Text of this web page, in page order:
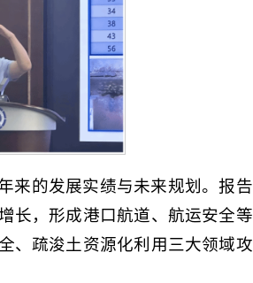
来的发展实绩与未来规划。报告
长，形成港口航道、航运安全等
、疏浚土资源化利用三大领域攻